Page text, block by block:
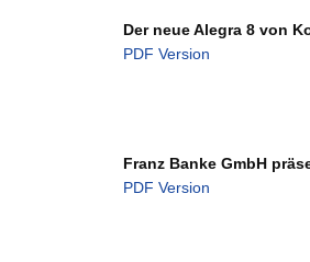
Der neue Alegra 8 von
PDF Version
Franz Banke GmbH
PDF Version